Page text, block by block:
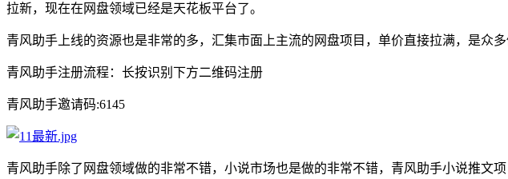
拉新，现在在网盘领域已经是天花板平台了。
青风助手上线的资源也是非常的多，汇集市面上主流的网盘项目，单价直接拉满，是众多
青风助手注册流程：长按识别下方二维码注册
青风助手邀请码:6145
青风助手除了网盘领域做的非常不错，小说市场也是做的非常不错，青风助手小说推文